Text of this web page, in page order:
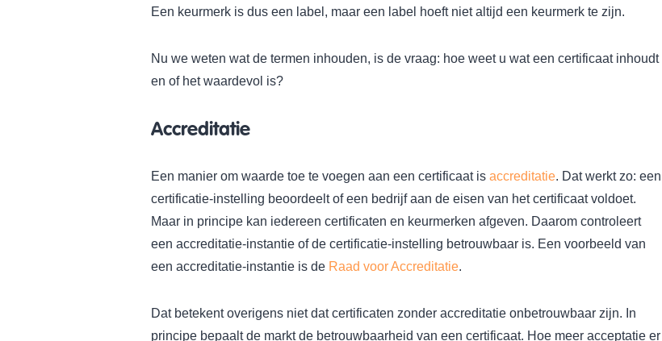
Een keurmerk is dus een label, maar een label hoeft niet altijd een keurmerk te zijn.
Nu we weten wat de termen inhouden, is de vraag: hoe weet u wat een certificaat inhoudt
en of het waardevol is?
Accreditatie
Een manier om waarde toe te voegen aan een certificaat is accreditatie. Dat werkt zo: een
certificatie-instelling beoordeelt of een bedrijf aan de eisen van het certificaat voldoet.
Maar in principe kan iedereen certificaten en keurmerken afgeven. Daarom controleert
een accreditatie-instantie of de certificatie-instelling betrouwbaar is. Een voorbeeld van
een accreditatie-instantie is de Raad voor Accreditatie.
Dat betekent overigens niet dat certificaten zonder accreditatie onbetrouwbaar zijn. In
principe bepaalt de markt de betrouwbaarheid van een certificaat. Hoe meer acceptatie er